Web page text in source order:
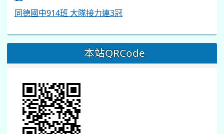
同德國中914班 大隊接力連3冠
本站QRCode